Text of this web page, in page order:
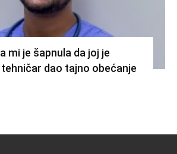
mi je šapnula da joj je
dao tajno obećanje